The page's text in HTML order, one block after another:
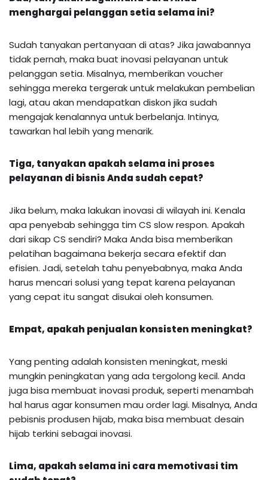
menghargai pelanggan setia selama ini?
Sudah tanyakan pertanyaan di atas? Jika jawabannya
tidak pernah, maka buat inovasi pelayanan untuk
pelanggan setia. Misalnya, memberikan voucher
sehingga mereka tergerak untuk melakukan pembelian
lagi, atau akan mendapatkan diskon jika sudah
mengajak kenalannya untuk berbelanja. Intinya,
tawarkan hal lebih yang menarik.
Tiga, tanyakan apakah selama ini proses
pelayanan di bisnis Anda sudah cepat?
Jika belum, maka lakukan inovasi di wilayah ini. Kenala
apa penyebab sehingga tim CS slow respon. Apakah
dari sikap CS sendiri? Maka Anda bisa memberikan
pelatihan bagaimana bekerja secara efektif dan
efisien. Jadi, setelah tahu penyebabnya, maka Anda
harus mencari solusi yang tepat karena pelayanan
yang cepat itu sangat disukai oleh konsumen.
Empat, apakah penjualan konsisten meningkat?
Yang penting adalah konsisten meningkat, meski
mungkin peningkatan yang ada tergolong kecil. Anda
juga bisa membuat inovasi produk, seperti menambah
hal harus agar konsumen mau order lagi. Misalnya, Anda
pebisnis produsen hijab, maka bisa membuat desain
hijab terkini sebagai inovasi.
Lima, apakah selama ini cara memotivasi tim